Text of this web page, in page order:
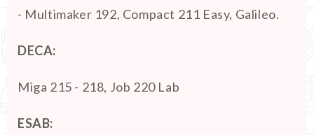
- Multimaker 192, Compact 211 Easy, Galileo.
DECA:
Miga 215 - 218, Job 220 Lab
ESAB: